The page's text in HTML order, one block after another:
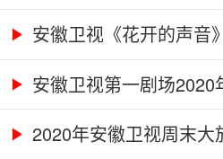
作...安徽卫视《花开的声音
安徽卫视第一剧场2020
2020年安徽卫视周末大